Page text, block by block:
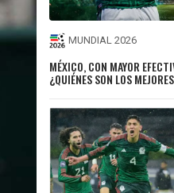
MUNDIAL 2026
MÉXICO, CON MAYOR
¿QUIÉNES SON LOS